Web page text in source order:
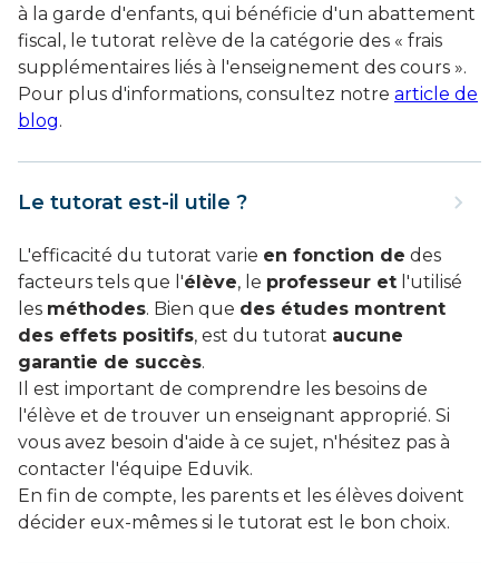
à la garde d'enfants, qui bénéficie d'un abattement
fiscal, le tutorat relève de la catégorie des « frais
supplémentaires liés à l'enseignement des cours ».
Pour plus d'informations, consultez notre article de
blog.
Le tutorat est-il utile ?
L'efficacité du tutorat varie en fonction de des
facteurs tels que l'élève, le professeur et l'utilisé
les méthodes. Bien que des études montrent
des effets positifs, est du tutorat aucune
garantie de succès.
Il est important de comprendre les besoins de
l'élève et de trouver un enseignant approprié. Si
vous avez besoin d'aide à ce sujet, n'hésitez pas à
contacter l'équipe Eduvik.
En fin de compte, les parents et les élèves doivent
décider eux-mêmes si le tutorat est le bon choix.